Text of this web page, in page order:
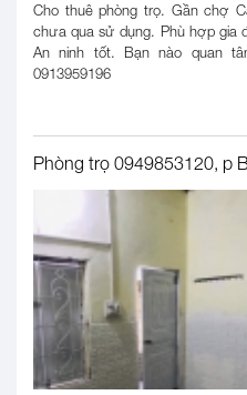
Cho thuê phòng trọ. Gần chợ
chưa qua sử dụng. Phù hợp gia
An ninh tốt. Bạn nào quan
0913959196
Phòng trọ 0949853120, p